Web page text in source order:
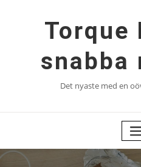
Torque
snabba
Det nyaste med en